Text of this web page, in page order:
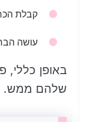
קבלת
עושה
באופן כללי,
שלהם ממש.